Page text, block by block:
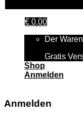
€ 0,00
Der
Gratis
Shop
Anmelden
Anmelden